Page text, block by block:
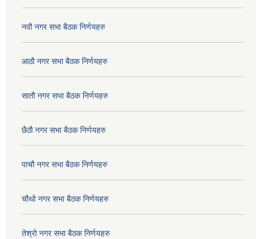
नवौ नगर सभा बैठक निर्णयहरु
आठौ नगर सभा बैठक निर्णयहरु
सातौ नगर सभा बैठक निर्णयहरु
छैठौ नगर सभा बैठक निर्णयहरु
पाचौ नगर सभा बैठक निर्णयहरु
चौथो नगर सभा बैठक निर्णयहरु
तेश्रो नगर सभा बैठक निर्णयहरु